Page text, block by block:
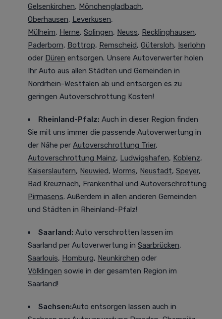
Gelsenkirchen, Mönchengladbach,
Oberhausen, Leverkusen,
Mülheim, Herne, Solingen, Neuss, Recklinghausen,
Paderborn, Bottrop, Remscheid, Gütersloh, Iserlohn
oder Düren entsorgen. Unsere Autoverwerter holen
Ihr Auto aus allen Städten und Gemeinden in
Nordrhein-Westfalen ab und entsorgen es zu
geringen Autoverschrottung Kosten!
Rheinland-Pfalz: Auch in dieser Region finden
Sie mit uns immer die passende Autoverwertung in
der Nähe per Autoverschrottung Trier,
Autoverschrottung Mainz, Ludwigshafen, Koblenz,
Kaiserslautern, Neuwied, Worms, Neustadt, Speyer,
Bad Kreuznach, Frankenthal und Autoverschrottung
Pirmasens. Außerdem in allen anderen Gemeinden
und Städten in Rheinland-Pfalz!
Saarland: Auto verschrotten lassen im
Saarland per Autoverwertung in Saarbrücken,
Saarlouis, Homburg, Neunkirchen oder
Völklingen sowie in der gesamten Region im
Saarland!
Sachsen:Auto entsorgen lassen auch in